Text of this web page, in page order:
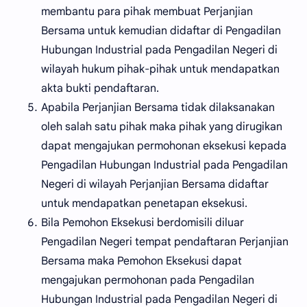
membantu para pihak membuat Perjanjian
Bersama untuk kemudian didaftar di Pengadilan
Hubungan Industrial pada Pengadilan Negeri di
wilayah hukum pihak-pihak untuk mendapatkan
akta bukti pendaftaran.
Apabila Perjanjian Bersama tidak dilaksanakan
oleh salah satu pihak maka pihak yang dirugikan
dapat mengajukan permohonan eksekusi kepada
Pengadilan Hubungan Industrial pada Pengadilan
Negeri di wilayah Perjanjian Bersama didaftar
untuk mendapatkan penetapan eksekusi.
Bila Pemohon Eksekusi berdomisili diluar
Pengadilan Negeri tempat pendaftaran Perjanjian
Bersama maka Pemohon Eksekusi dapat
mengajukan permohonan pada Pengadilan
Hubungan Industrial pada Pengadilan Negeri di